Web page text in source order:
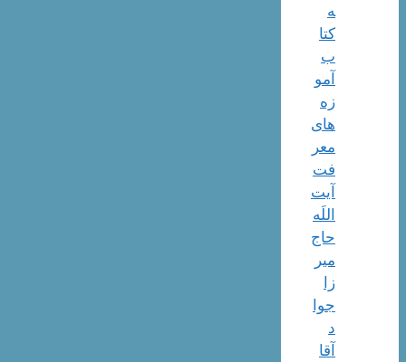
ه
کتا
ب
آمو
زه
های
معر
فت
آیت
اللَه
حاج
میر
زا
جوا
آقا